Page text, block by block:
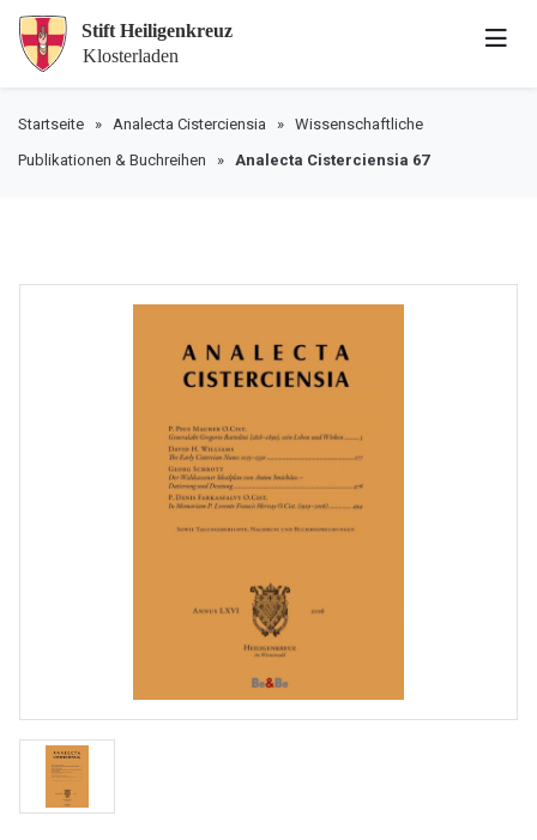
Startseite » Analecta Cisterciensia » Wissenschaftliche
Publikationen & Buchreihen » Analecta Cisterciensia 67